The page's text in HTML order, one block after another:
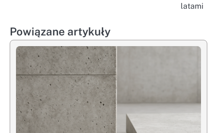
latami
Powiązane artykuły